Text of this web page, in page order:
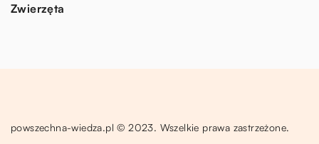
Zwierzęta
powszechna-wiedza.pl © 2023. Wszelkie prawa zastrzeżone.